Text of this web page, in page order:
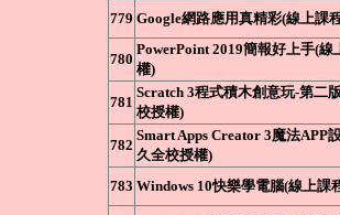
779 Google網路應用真精彩(線上課
780
PowerPoint 2019簡報好上手(線
權)
781
Scratch 3程式積木創意玩-第二
校授權)
782
Smart Apps Creator 3魔法APP
久全校授權)
783 Windows 10快樂學電腦(線上課